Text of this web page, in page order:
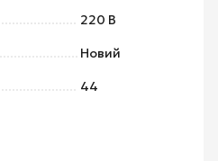
220 В
Новий
44